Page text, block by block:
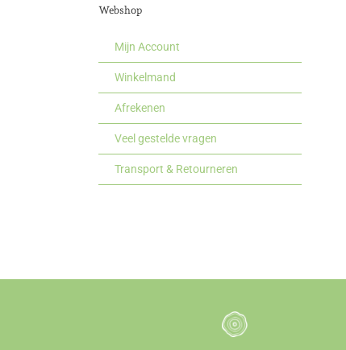
Webshop
Mijn Account
Winkelmand
Afrekenen
Veel gestelde vragen
Transport & Retourneren